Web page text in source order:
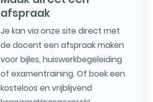
afspraak
Je kan via onze site direct met
de docent een afspraak maken
voor bijles, huiswerkbegeleiding
of examentraining. Of boek een
kosteloos en vrijblijvend